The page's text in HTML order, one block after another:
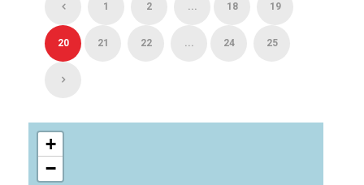
1 2 ... 18 19
20 21 22 ... 24 25
+
−